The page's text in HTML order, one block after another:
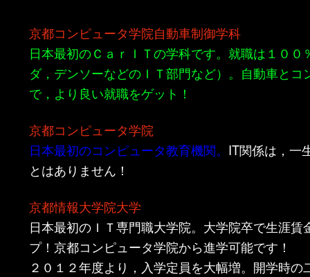
京都コンピュータ学院自動車制御学科
日本最初のＣａｒＩＴの学科です。就職は１００
ダ，デンソーなどのＩＴ部門など）。自動車とコ
で，より良い就職をゲット！
京都コンピュータ学院
日本最初のコンピュータ教育機関。 IT関係は，一
とはありません！
京都情報大学院大学
日本最初のＩＴ専門職大学院。大学院卒で生涯賃
プ！京都コンピュータ学院から進学可能です！
２０１２年度より，入学定員を大幅増。開学時の